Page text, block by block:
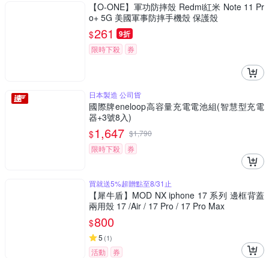
【O-ONE】軍功防摔殼 Redmi紅米 Note 11 Pr
o+ 5G 美國軍事防摔手機殼 保護殼
$261 9折
限時下殺 券
日本製造 公司貨
國際牌eneloop高容量充電電池組(智慧型充電
器+3號8入)
$1,647 $1,790
限時下殺
券
買就送5%超贈點至8/31止
【犀牛盾】MOD NX iphone 17 系列 邊框背蓋
兩用殼 17 /Air / 17 Pro / 17 Pro Max
$800
5 (1)
活動
券